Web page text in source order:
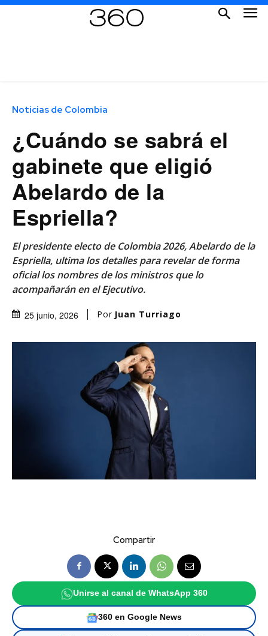
Noticias de Colombia
¿Cuándo se sabrá el
gabinete que eligió
Abelardo de la
Espriella?
El presidente electo de Colombia 2026, Abelardo de la
Espriella, ultima los detalles para revelar de forma
oficial los nombres de los ministros que lo
acompañarán en el Ejecutivo.
25 junio, 2026 Por Juan Turriago
Compartir
Unirse al canal de WhatsApp 360
360 en Google News